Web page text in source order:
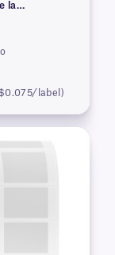
la
(BREVETÉ)
label)